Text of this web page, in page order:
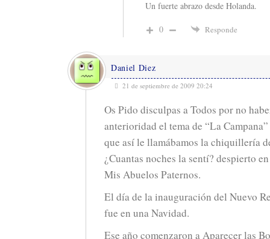
Un fuerte abrazo desde Holanda.
0 Responde
Daniel Diez
21 de septiembre de 2009 20:24
Os Pido disculpas a Todos por no
anterioridad el tema de “La
que así le llamábamos la chiquillería
¿Cuantas noches la sentí? despierto
Mis Abuelos Paternos.
El día de la inauguración del Nuevo
fue en una Navidad.
Ese año comenzaron a Aparecer las